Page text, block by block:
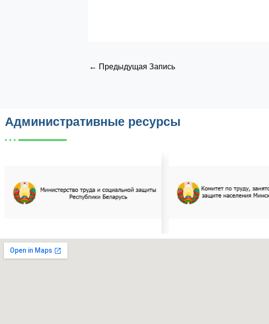
← Предыдущая Запись
Административные ресурсы